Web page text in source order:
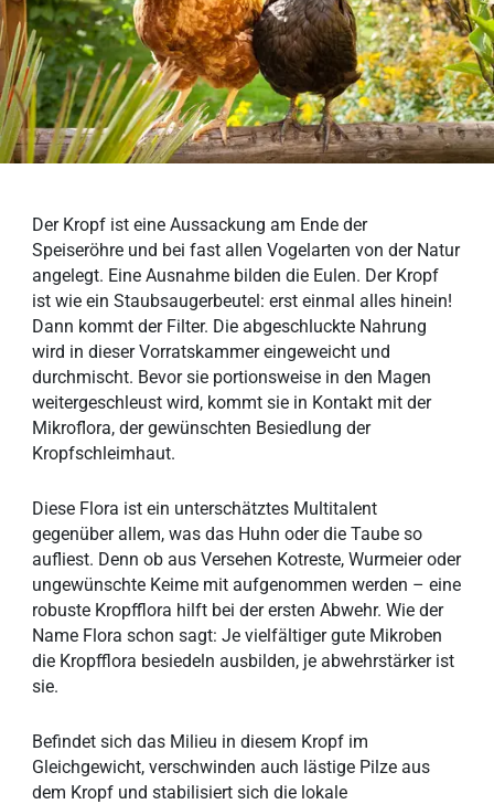
Der Kropf ist eine Aussackung am Ende der
Speiseröhre und bei fast allen Vogelarten von der Natur
angelegt. Eine Ausnahme bilden die Eulen. Der Kropf
ist wie ein Staubsaugerbeutel: erst einmal alles hinein!
Dann kommt der Filter. Die abgeschluckte Nahrung
wird in dieser Vorratskammer eingeweicht und
durchmischt. Bevor sie portionsweise in den Magen
weitergeschleust wird, kommt sie in Kontakt mit der
Mikroflora, der gewünschten Besiedlung der
Kropfschleimhaut.
Diese Flora ist ein unterschätztes Multitalent
gegenüber allem, was das Huhn oder die Taube so
aufliest. Denn ob aus Versehen Kotreste, Wurmeier oder
ungewünschte Keime mit aufgenommen werden – eine
robuste Kropfflora hilft bei der ersten Abwehr. Wie der
Name Flora schon sagt: Je vielfältiger gute Mikroben
die Kropfflora besiedeln ausbilden, je abwehrstärker ist
sie.
Befindet sich das Milieu in diesem Kropf im
Gleichgewicht, verschwinden auch lästige Pilze aus
dem Kropf und stabilisiert sich die lokale